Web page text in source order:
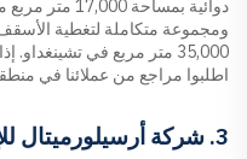
دوائية
ومجموعة متكاملة لتغطية
35,000 متر مربع في
اطلبوا مراجع من عملائنا في
3. شركة أرسيلورميتال للإنشاءات - لوكسمبورغ